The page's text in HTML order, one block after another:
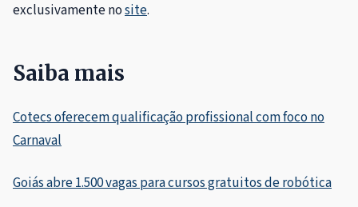
exclusivamente nosite.
Saiba mais
Cotecs oferecem qualificação profissional com foco no
Carnaval
Goiás abre 1.500 vagas para cursos gratuitos de robótica